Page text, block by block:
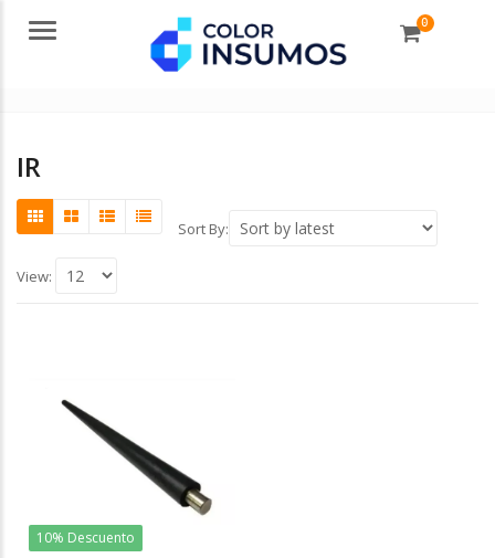
Menu 0
IR
Sort By:
View:
10% Descuento